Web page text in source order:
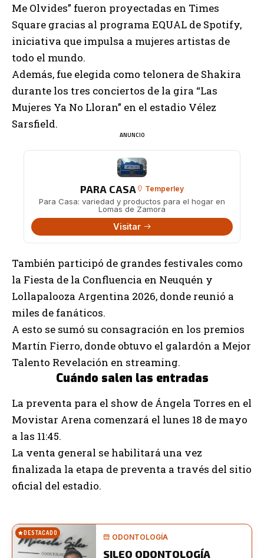
Me Olvides” fueron proyectadas en Times
Square gracias al programa EQUAL de Spotify,
iniciativa que impulsa a mujeres artistas de
todo el mundo.
Además, fue elegida como telonera de Shakira
durante los tres conciertos de la gira “Las
Mujeres Ya No Lloran” en el estadio Vélez
Sarsfield.
ANUNCIO
PARA CASA Temperley
Para Casa: variedad y productos para el hogar en
Lomas de Zamora
Visitar
También participó de grandes festivales como
la Fiesta de la Confluencia en Neuquén y
Lollapalooza Argentina 2026, donde reunió a
miles de fanáticos.
A esto se sumó su consagración en los premios
Martín Fierro, donde obtuvo el galardón a Mejor
Talento Revelación en streaming.
Cuándo salen las entradas
La preventa para el show de Ángela Torres en el
Movistar Arena comenzará el lunes 18 de mayo
a las 11:45.
La venta general se habilitará una vez
finalizada la etapa de preventa a través del sitio
oficial del estadio.
DESTACADO ODONTOLOGÍA
SILEO ODONTOLOGÍA